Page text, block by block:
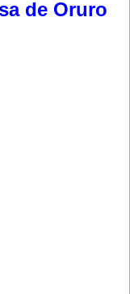
de Oruro